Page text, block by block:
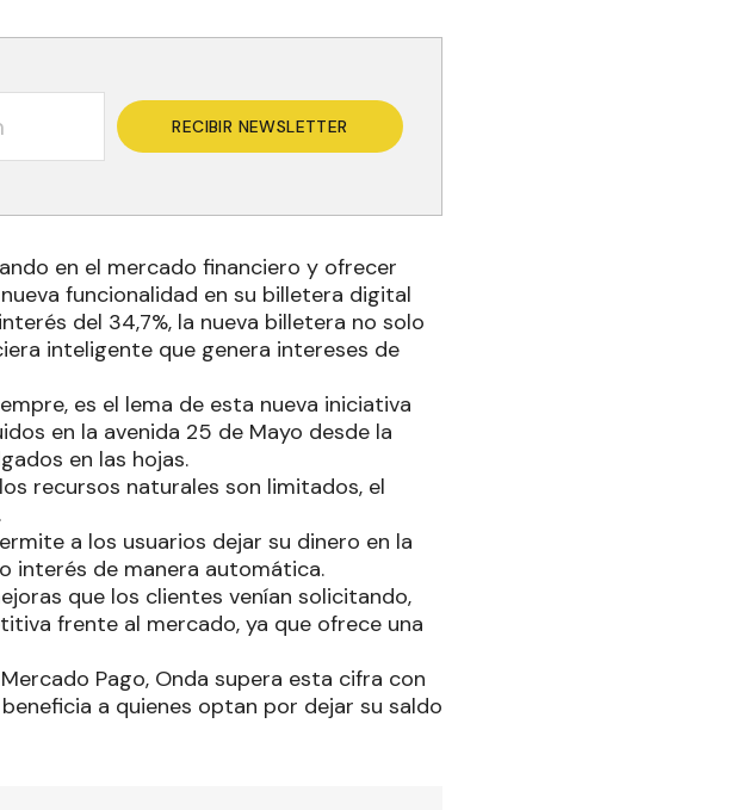
RECIBIR NEWSLETTER
en el mercado financiero y ofrecer
funcionalidad en su billetera digital
del 34,7%, la nueva billetera no solo
inteligente que genera intereses de
es el lema de esta nueva iniciativa
en la avenida 25 de Mayo desde la
en las hojas.
recursos naturales son limitados, el
a los usuarios dejar su dinero en la
interés de manera automática.
que los clientes venían solicitando,
frente al mercado, ya que ofrece una
Pago, Onda supera esta cifra con
a quienes optan por dejar su saldo